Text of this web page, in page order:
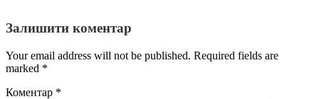
Залишити коментар
Your email address will not be published. Required fields are
marked *
Коментар *